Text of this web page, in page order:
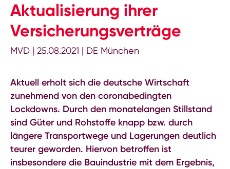
Aktualisierung ihrer
Versicherungsverträge
MVD | 25.08.2021 | DE München
Aktuell erholt sich die deutsche Wirtschaft
zunehmend von den coronabedingten
Lockdowns. Durch den monatelangen Stillstand
sind Güter und Rohstoffe knapp bzw. durch
längere Transportwege und Lagerungen deutlich
teurer geworden. Hiervon betroffen ist
insbesondere die Bauindustrie mit dem Ergebnis,